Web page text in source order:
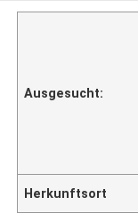
Ausgesucht:
Herkunftsort